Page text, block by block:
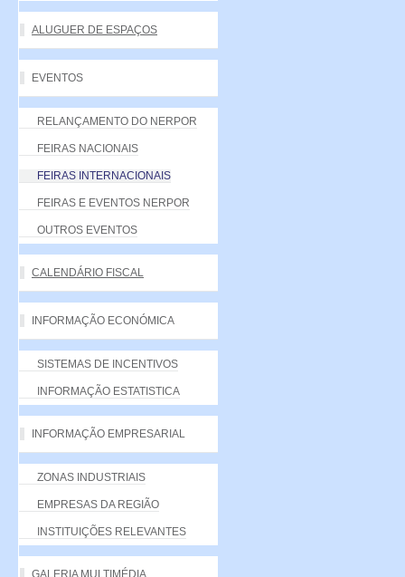
ALUGUER DE ESPAÇOS
EVENTOS
RELANÇAMENTO DO NERPOR
FEIRAS NACIONAIS
FEIRAS INTERNACIONAIS
FEIRAS E EVENTOS NERPOR
OUTROS EVENTOS
CALENDÁRIO FISCAL
INFORMAÇÃO ECONÓMICA
SISTEMAS DE INCENTIVOS
INFORMAÇÃO ESTATISTICA
INFORMAÇÃO EMPRESARIAL
ZONAS INDUSTRIAIS
EMPRESAS DA REGIÃO
INSTITUIÇÕES RELEVANTES
GALERIA MULTIMÉDIA